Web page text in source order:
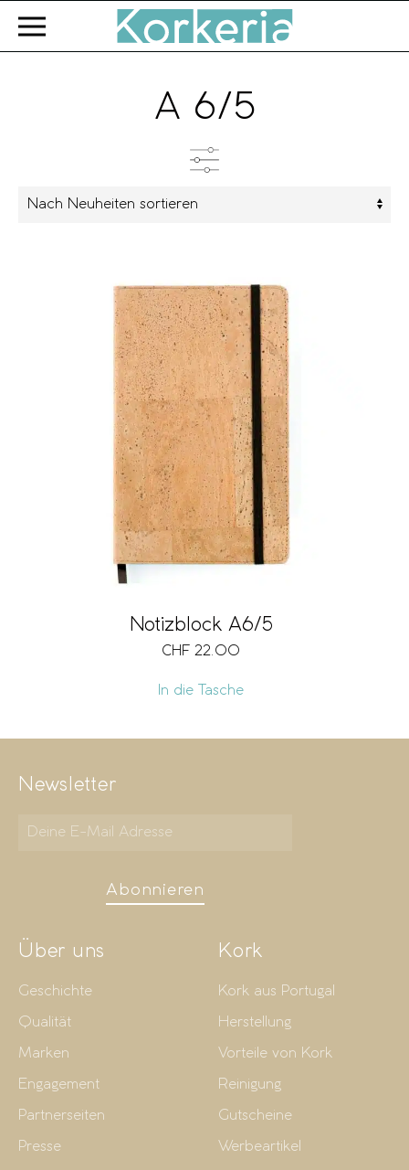
Zum Hauptinhalt springen
A 6/5
Kategorien
Notizblock A6/5
CHF 22.00
In die Tasche
Newsletter
Abonnieren
Über uns
Geschichte
Qualität
Marken
Engagement
Partnerseiten
Presse
Kork
Kork aus Portugal
Herstellung
Vorteile von Kork
Reinigung
Gutscheine
Werbeartikel